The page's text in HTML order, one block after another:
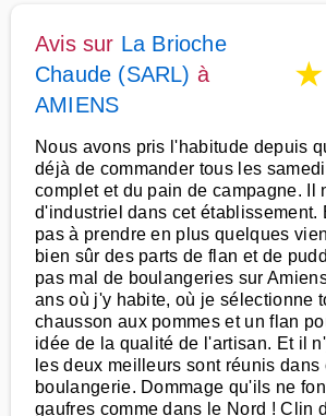
Avis sur La Brioche
Chaude (SARL) à
AMIENS
★
Nous avons pris l'habitude depuis
déjà de commander tous les
complet et du pain de campagne. Il
d'industriel dans cet établissement.
pas à prendre en plus quelques
bien sûr des parts de flan et de
pas mal de boulangeries sur
ans où j'y habite, où je sélectionne
chausson aux pommes et un flan
idée de la qualité de l'artisan. Et il
les deux meilleurs sont réunis dans
boulangerie. Dommage qu'ils ne
gaufres comme dans le Nord ! Clin